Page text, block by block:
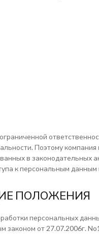
Поэтому
в законодательных
к персональным
ПОЛОЖЕНИЯ
персональных
законом от 27.07.2006г.